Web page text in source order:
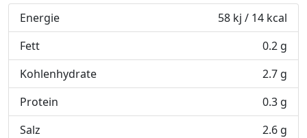
Energie
58 kj / 14 kcal
Fett
0.2 g
Kohlenhydrate
2.7 g
Protein
0.3 g
Salz
2.6 g